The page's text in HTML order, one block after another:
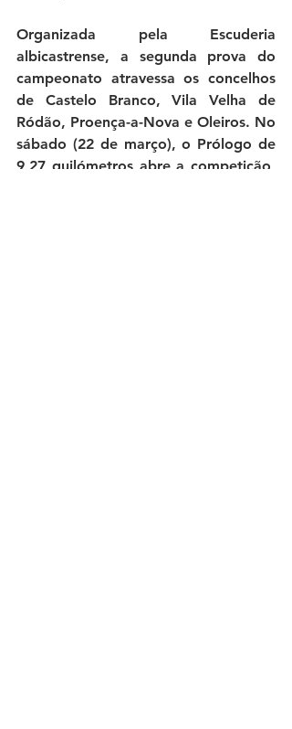
Organizada pela Escuderia
albicastrense, a segunda prova do
campeonato atravessa os concelhos
de Castelo Branco, Vila Velha de
Ródão, Proença-a-Nova e Oleiros. No
sábado (22 de março), o Prólogo de
9,27 quilómetros abre a competição,